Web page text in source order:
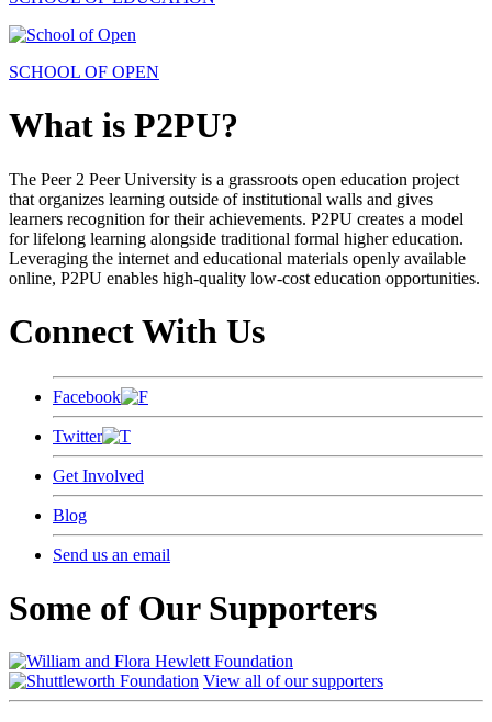
SCHOOL OF OPEN
What is P2PU?
The Peer 2 Peer University is a grassroots open education project
that organizes learning outside of institutional walls and gives
learners recognition for their achievements. P2PU creates a model
for lifelong learning alongside traditional formal higher education.
Leveraging the internet and educational materials openly available
online, P2PU enables high-quality low-cost education opportunities.
Connect With Us
Facebook
Twitter
Get Involved
Blog
Send us an email
Some of Our Supporters
View all of our supporters